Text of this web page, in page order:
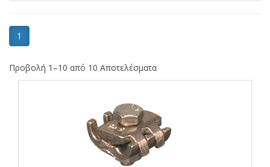
1
Προβολή 1–10 από 10 Αποτελέσματα